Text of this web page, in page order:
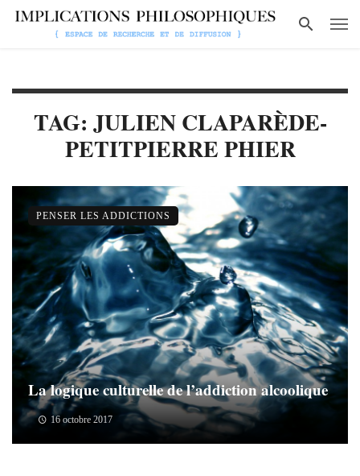
TAG: JULIEN CLAPARÈDE-
PETITPIERRE PHIER
La logique culturelle de l’addiction alcoolique
16 octobre 2017
PENSER LES ADDICTIONS